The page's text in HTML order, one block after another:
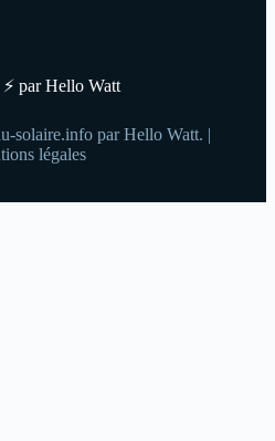
par Hello Watt
solaire.info par Hello Watt. |
légales